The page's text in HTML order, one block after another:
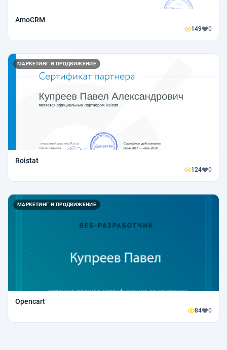
AmoCRM
149 0
МАРКЕТИНГ И ПРОДВИЖЕНИЕ
Roistat
124 0
МАРКЕТИНГ И ПРОДВИЖЕНИЕ
Opencart
84 0